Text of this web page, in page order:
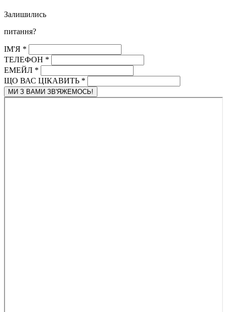
Залишились
питання?
ІМ'Я *
ТЕЛЕФОН *
ЕМЕЙЛ *
ЩО ВАС ЦІКАВИТЬ *
МИ З ВАМИ ЗВ'ЯЖЕМОСЬ!